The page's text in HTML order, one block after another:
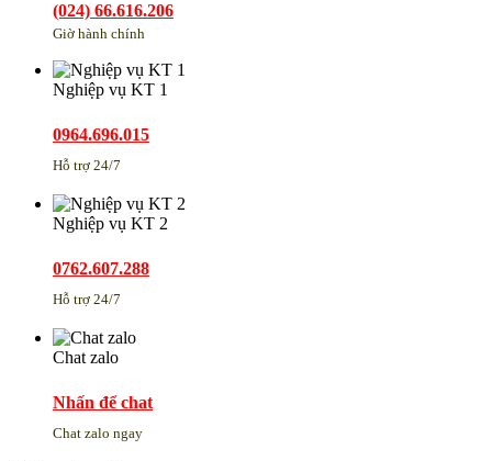
(024) 66.616.206
Giờ hành chính
Nghiệp vụ KT 1
0964.696.015
Hỗ trợ 24/7
Nghiệp vụ KT 2
0762.607.288
Hỗ trợ 24/7
Chat zalo
Nhấn để chat
Chat zalo ngay